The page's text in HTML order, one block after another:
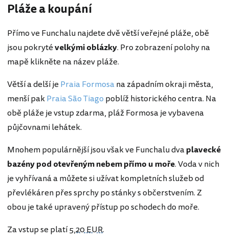
Pláže a koupání
Přímo ve Funchalu najdete dvě větší veřejné pláže, obě
jsou pokrytévelkými oblázky. Pro zobrazení polohy na
mapě klikněte na název pláže.
Větší a delší je Praia Formosana západním okraji města,
menší pakPraia São Tiago poblíž historického centra. Na
obě pláže je vstup zdarma, pláž Formosa je vybavena
půjčovnami lehátek.
Mnohem populárnější jsou však ve Funchalu dvaplavecké
bazény pod otevřeným nebem přímo u moře. Voda v nich
je vyhřívaná a můžete si užívat kompletních služeb od
převlékáren přes sprchy po stánky s občerstvením. Z
obou je také upravený přístup po schodech do moře.
Za vstup se platí5,20 EUR.